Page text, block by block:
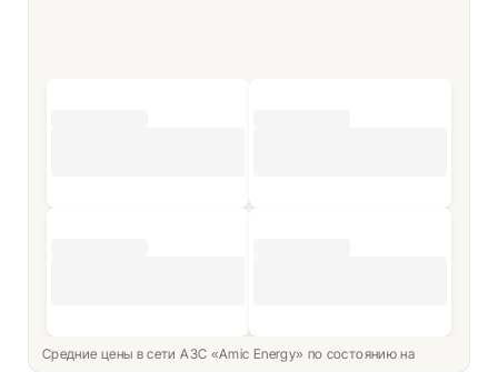
Средние цены в сети АЗС «Amic Energy» по состоянию на